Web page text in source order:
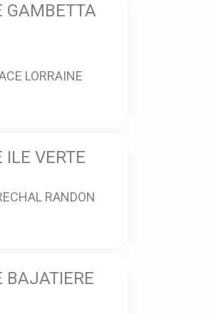
GAMBETTA
LORRAINE
ILE VERTE
RANDON
BAJATIERE